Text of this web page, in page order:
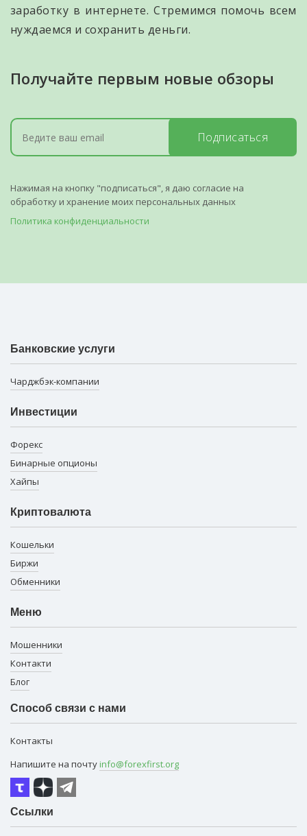
заработку в интернете. Стремимся помочь всем
нуждаемся и сохранить деньги.
Получайте первым новые обзоры
Подписаться
Нажимая на кнопку "подписаться", я даю согласие на
обработку и хранение моих персональных данных
Политика конфиденциальности
Банковские услуги
Чарджбэк-компании
Инвестиции
Форекс
Бинарные опционы
Хайпы
Криптовалюта
Кошельки
Биржи
Обменники
Меню
Мошенники
Контакти
Блог
Способ связи с нами
Контакты
Напишите на почту info@forexfirst.org
Ссылки